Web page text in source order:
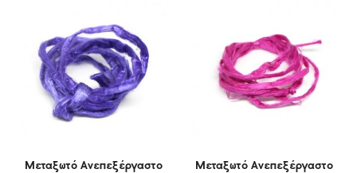
Μεταξωτό Ανεπεξέργαστο Μεταξωτό Ανεπεξέργαστο